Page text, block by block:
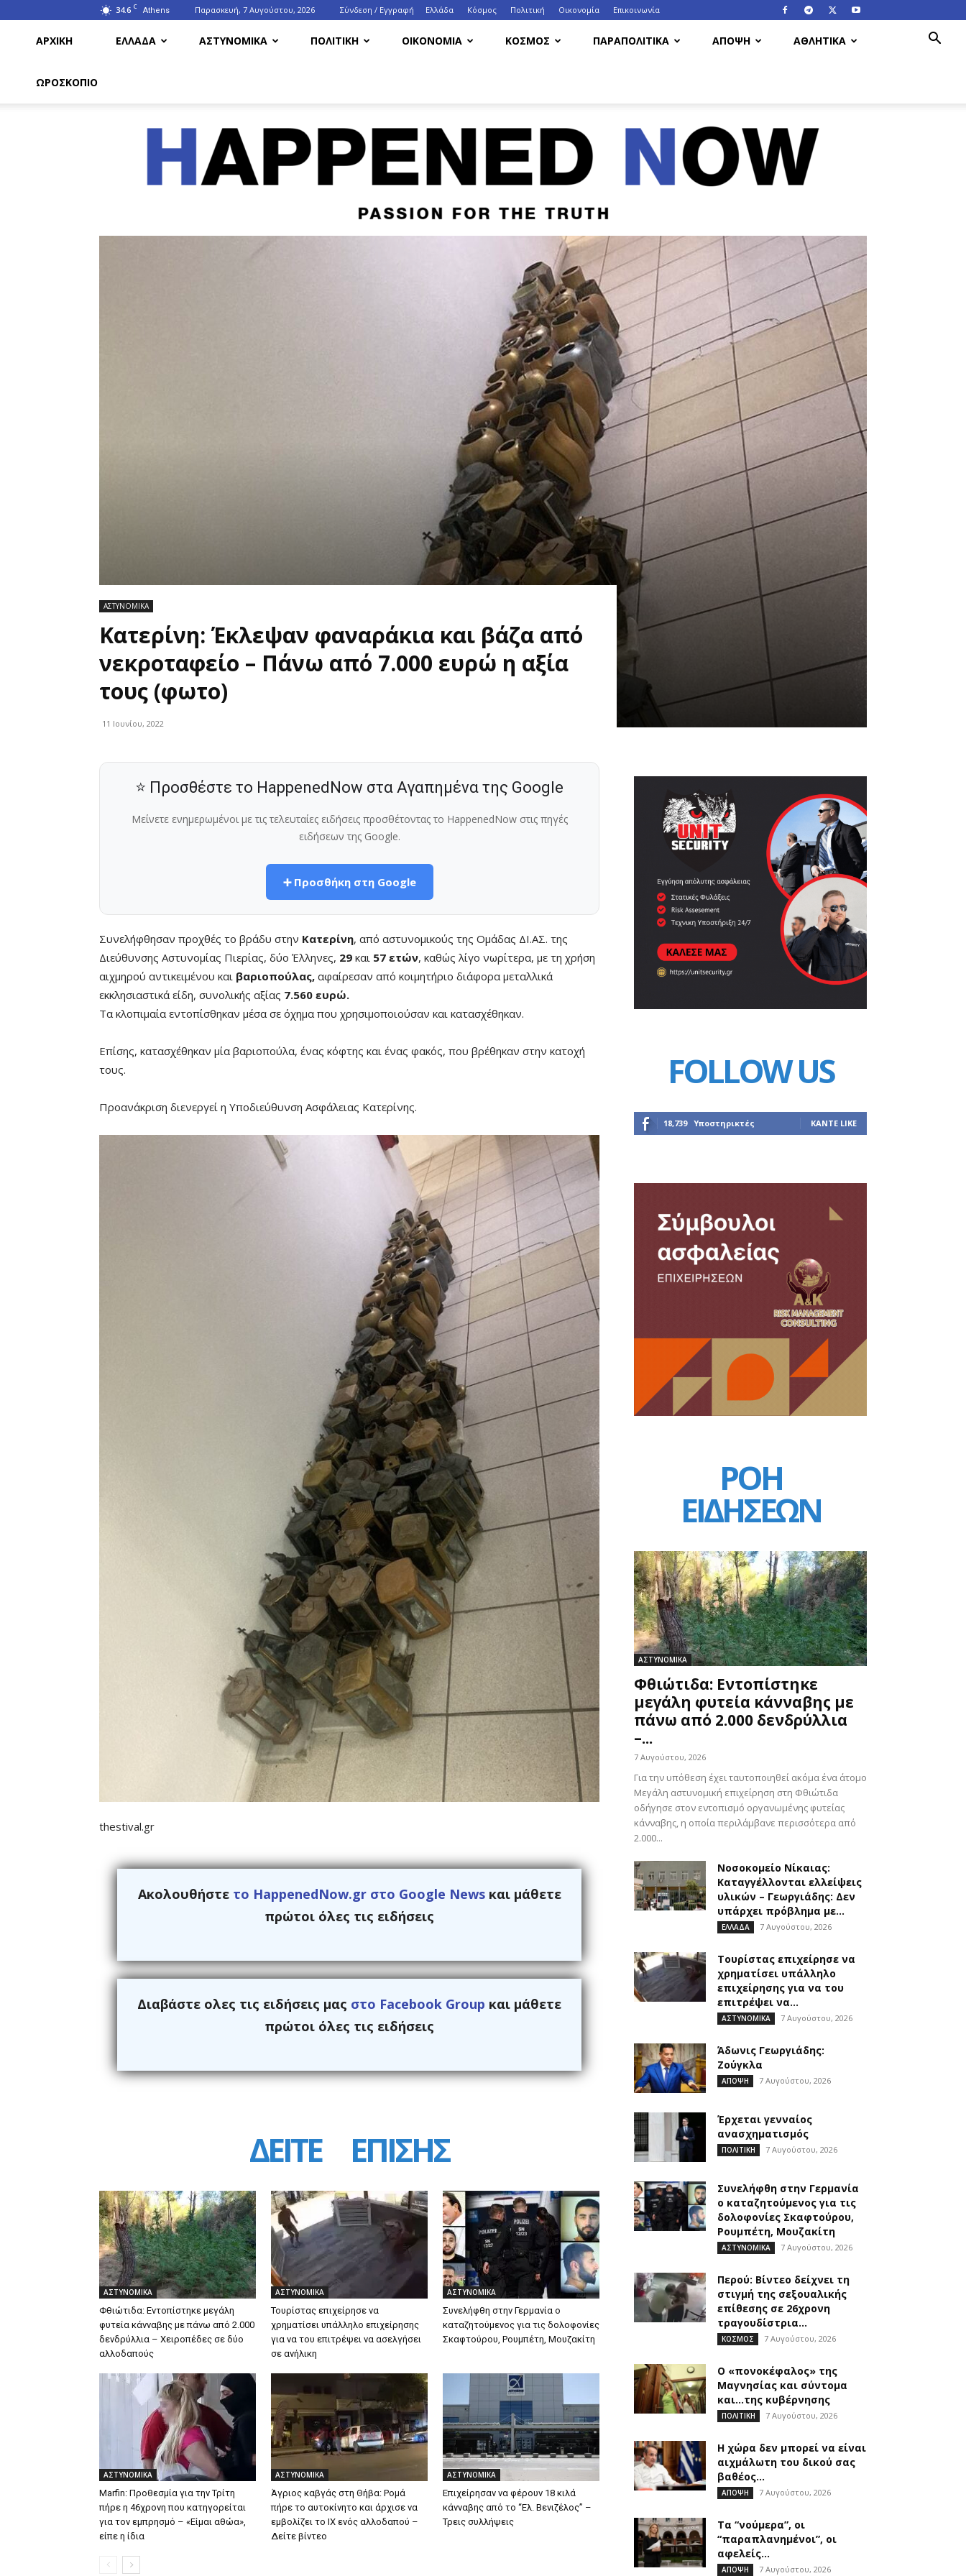
34.6 C Athens Παρασκευή, 7 Αυγούστου, 2026 Σύνδεση / Εγγραφή Ελλάδα Κόσμος Πολιτική Οικονομία Eπικοινωνία
ΑΡΧΙΚΗ ΕΛΛΑΔΑ ΑΣΤΥΝΟΜΙΚΑ ΠΟΛΙΤΙΚΗ ΟΙΚΟΝΟΜΙΑ ΚΟΣΜΟΣ ΠΑΡΑΠΟΛΙΤΙΚΑ ΑΠΟΨΗ ΑΘΛΗΤΙΚΑ
ΩΡΟΣΚΟΠΙΟ
HappenedNow.gr
ΑΣΤΥΝΟΜΙΚΑ
Κατερίνη: Έκλεψαν φαναράκια και βάζα από
νεκροταφείο – Πάνω από 7.000 ευρώ η αξία
τους (φωτο)
11 Ιουνίου, 2022
⭐ Προσθέστε το HappenedNow στα Αγαπημένα της Google
Μείνετε ενημερωμένοι με τις τελευταίες ειδήσεις προσθέτοντας το HappenedNow στις πηγές
ειδήσεων της Google.
➕ Προσθήκη στη Google
Συνελήφθησαν προχθές το βράδυ στην Κατερίνη, από αστυνομικούς της Ομάδας ΔΙ.ΑΣ. της
Διεύθυνσης Αστυνομίας Πιερίας, δύο Έλληνες, 29 και 57 ετών, καθώς λίγο νωρίτερα, με τη χρήση
αιχμηρού αντικειμένου και βαριοπούλας, αφαίρεσαν από κοιμητήριο διάφορα μεταλλικά
εκκλησιαστικά είδη, συνολικής αξίας 7.560 ευρώ.
Τα κλοπιμαία εντοπίσθηκαν μέσα σε όχημα που χρησιμοποιούσαν και κατασχέθηκαν.
Επίσης, κατασχέθηκαν μία βαριοπούλα, ένας κόφτης και ένας φακός, που βρέθηκαν στην κατοχή
τους.
Προανάκριση διενεργεί η Υποδιεύθυνση Ασφάλειας Κατερίνης.
thestival.gr
Ακολουθήστε το HappenedNow.gr στο Google Newsκαι μάθετε
πρώτοι όλες τις ειδήσεις
Διαβάστε ολες τις ειδήσεις μας στο Facebook Group και μάθετε
πρώτοι όλες τις ειδήσεις
ΔΕΙΤΕ ΕΠΙΣΗΣ
ΑΣΤΥΝΟΜΙΚΑ
Φθιώτιδα: Εντοπίστηκε μεγάλη
φυτεία κάνναβης με πάνω από 2.000
δενδρύλλια – Xειροπέδες σε δύο
αλλοδαπούς
ΑΣΤΥΝΟΜΙΚΑ
Τουρίστας επιχείρησε να
χρηματίσει υπάλληλο επιχείρησης
για να του επιτρέψει να ασελγήσει
σε ανήλικη
ΑΣΤΥΝΟΜΙΚΑ
Συνελήφθη στην Γερμανία ο
καταζητούμενος για τις δολοφονίες
Σκαφτούρου, Ρουμπέτη, Μουζακίτη
ΑΣΤΥΝΟΜΙΚΑ
Marfin: Προθεσμία για την Τρίτη
πήρε η 46χρονη που κατηγορείται
για τον εμπρησμό – «Είμαι αθώα»,
είπε η ίδια
ΑΣΤΥΝΟΜΙΚΑ
Άγριος καβγάς στη Θήβα: Ρομά
πήρε το αυτοκίνητο και άρχισε να
εμβολίζει το ΙΧ ενός αλλοδαπού –
Δείτε βίντεο
ΑΣΤΥΝΟΜΙΚΑ
Επιχείρησαν να φέρουν 18 κιλά
κάνναβης από το “Ελ. Βενιζέλος” –
Τρεις συλλήψεις
FOLLOW US
18,739 Υποστηρικτές ΚΆΝΤΕ LIKE
ΡΟΗ
ΕΙΔΗΣΕΩΝ
ΑΣΤΥΝΟΜΙΚΑ
Φθιώτιδα: Εντοπίστηκε
μεγάλη φυτεία κάνναβης με
πάνω από 2.000 δενδρύλλια
–...
7 Αυγούστου, 2026
Για την υπόθεση έχει ταυτοποιηθεί ακόμα ένα άτομο
Μεγάλη αστυνομική επιχείρηση στη Φθιώτιδα
οδήγησε στον εντοπισμό οργανωμένης φυτείας
κάνναβης, η οποία περιλάμβανε περισσότερα από
2.000...
Νοσοκομείο Νίκαιας:
Καταγγέλλονται ελλείψεις
υλικών – Γεωργιάδης: Δεν
υπάρχει πρόβλημα με...
ΕΛΛΑΔΑ 7 Αυγούστου, 2026
Τουρίστας επιχείρησε να
χρηματίσει υπάλληλο
επιχείρησης για να του
επιτρέψει να...
ΑΣΤΥΝΟΜΙΚΑ 7 Αυγούστου, 2026
Άδωνις Γεωργιάδης:
Ζούγκλα
ΑΠΟΨΗ 7 Αυγούστου, 2026
Έρχεται γενναίος
ανασχηματισμός
ΠΟΛΙΤΙΚΗ 7 Αυγούστου, 2026
Συνελήφθη στην Γερμανία
ο καταζητούμενος για τις
δολοφονίες Σκαφτούρου,
Ρουμπέτη, Μουζακίτη
ΑΣΤΥΝΟΜΙΚΑ 7 Αυγούστου, 2026
Περού: Βίντεο δείχνει τη
στιγμή της σεξουαλικής
επίθεσης σε 26χρονη
τραγουδίστρια...
ΚΟΣΜΟΣ 7 Αυγούστου, 2026
Ο «πονοκέφαλος» της
Μαγνησίας και σύντομα
και…της κυβέρνησης
ΠΟΛΙΤΙΚΗ 7 Αυγούστου, 2026
Η χώρα δεν μπορεί να είναι
αιχμάλωτη του δικού σας
βαθέος...
ΑΠΟΨΗ 7 Αυγούστου, 2026
Τα “νούμερα”, οι
“παραπλανημένοι”, οι
αφελείς…
ΑΠΟΨΗ 7 Αυγούστου, 2026